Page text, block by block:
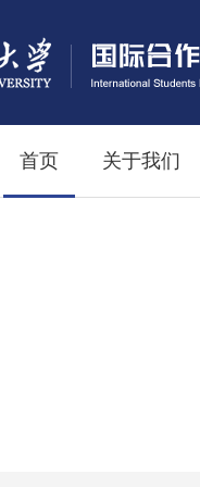
首页 关于我们